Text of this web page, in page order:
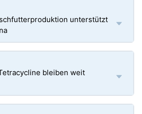
unterstützt
bleiben weit